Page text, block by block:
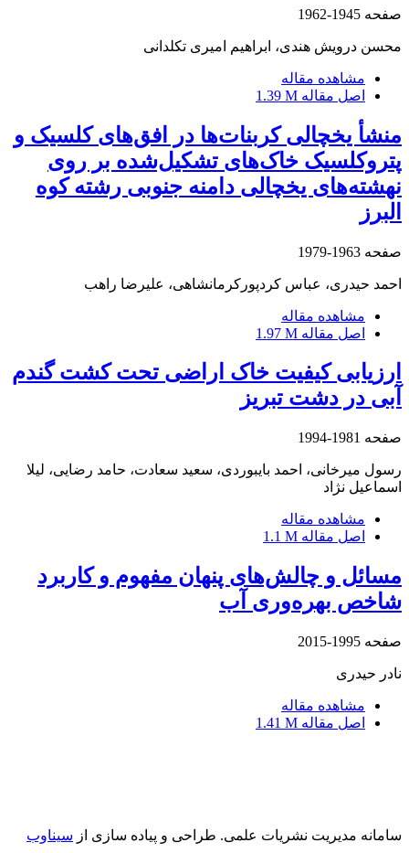
صفحه 1945-1962
محسن درویش هندی، ابراهیم امیری تکلدانی
مشاهده مقاله
اصل مقاله 1.39 M
منشأ یخچالی کربنات‌ها در افق‌های کلسیک و
پتروکلسیک خاک‌های تشکیل‌شده بر روی
نهشته‌های یخچالی دامنه جنوبی رشته کوه
البرز
صفحه 1963-1979
احمد حیدری، عباس کردپورکرمانشاهی، علیرضا راهب
مشاهده مقاله
اصل مقاله 1.97 M
ارزیابی کیفیت خاک اراضی تحت کشت گندم
آبی در دشت تبریز
صفحه 1981-1994
رسول میرخانی، احمد بایبوردی، سعید سعادت، حامد رضایی، لیلا
اسماعیل نژاد
مشاهده مقاله
اصل مقاله 1.1 M
مسائل و چالش‌های پنهان مفهوم و کاربرد
شاخص بهره‌وری آب
صفحه 1995-2015
نادر حیدری
مشاهده مقاله
اصل مقاله 1.41 M
سامانه مدیریت نشریات علمی. طراحی و پیاده سازی از سیناوب